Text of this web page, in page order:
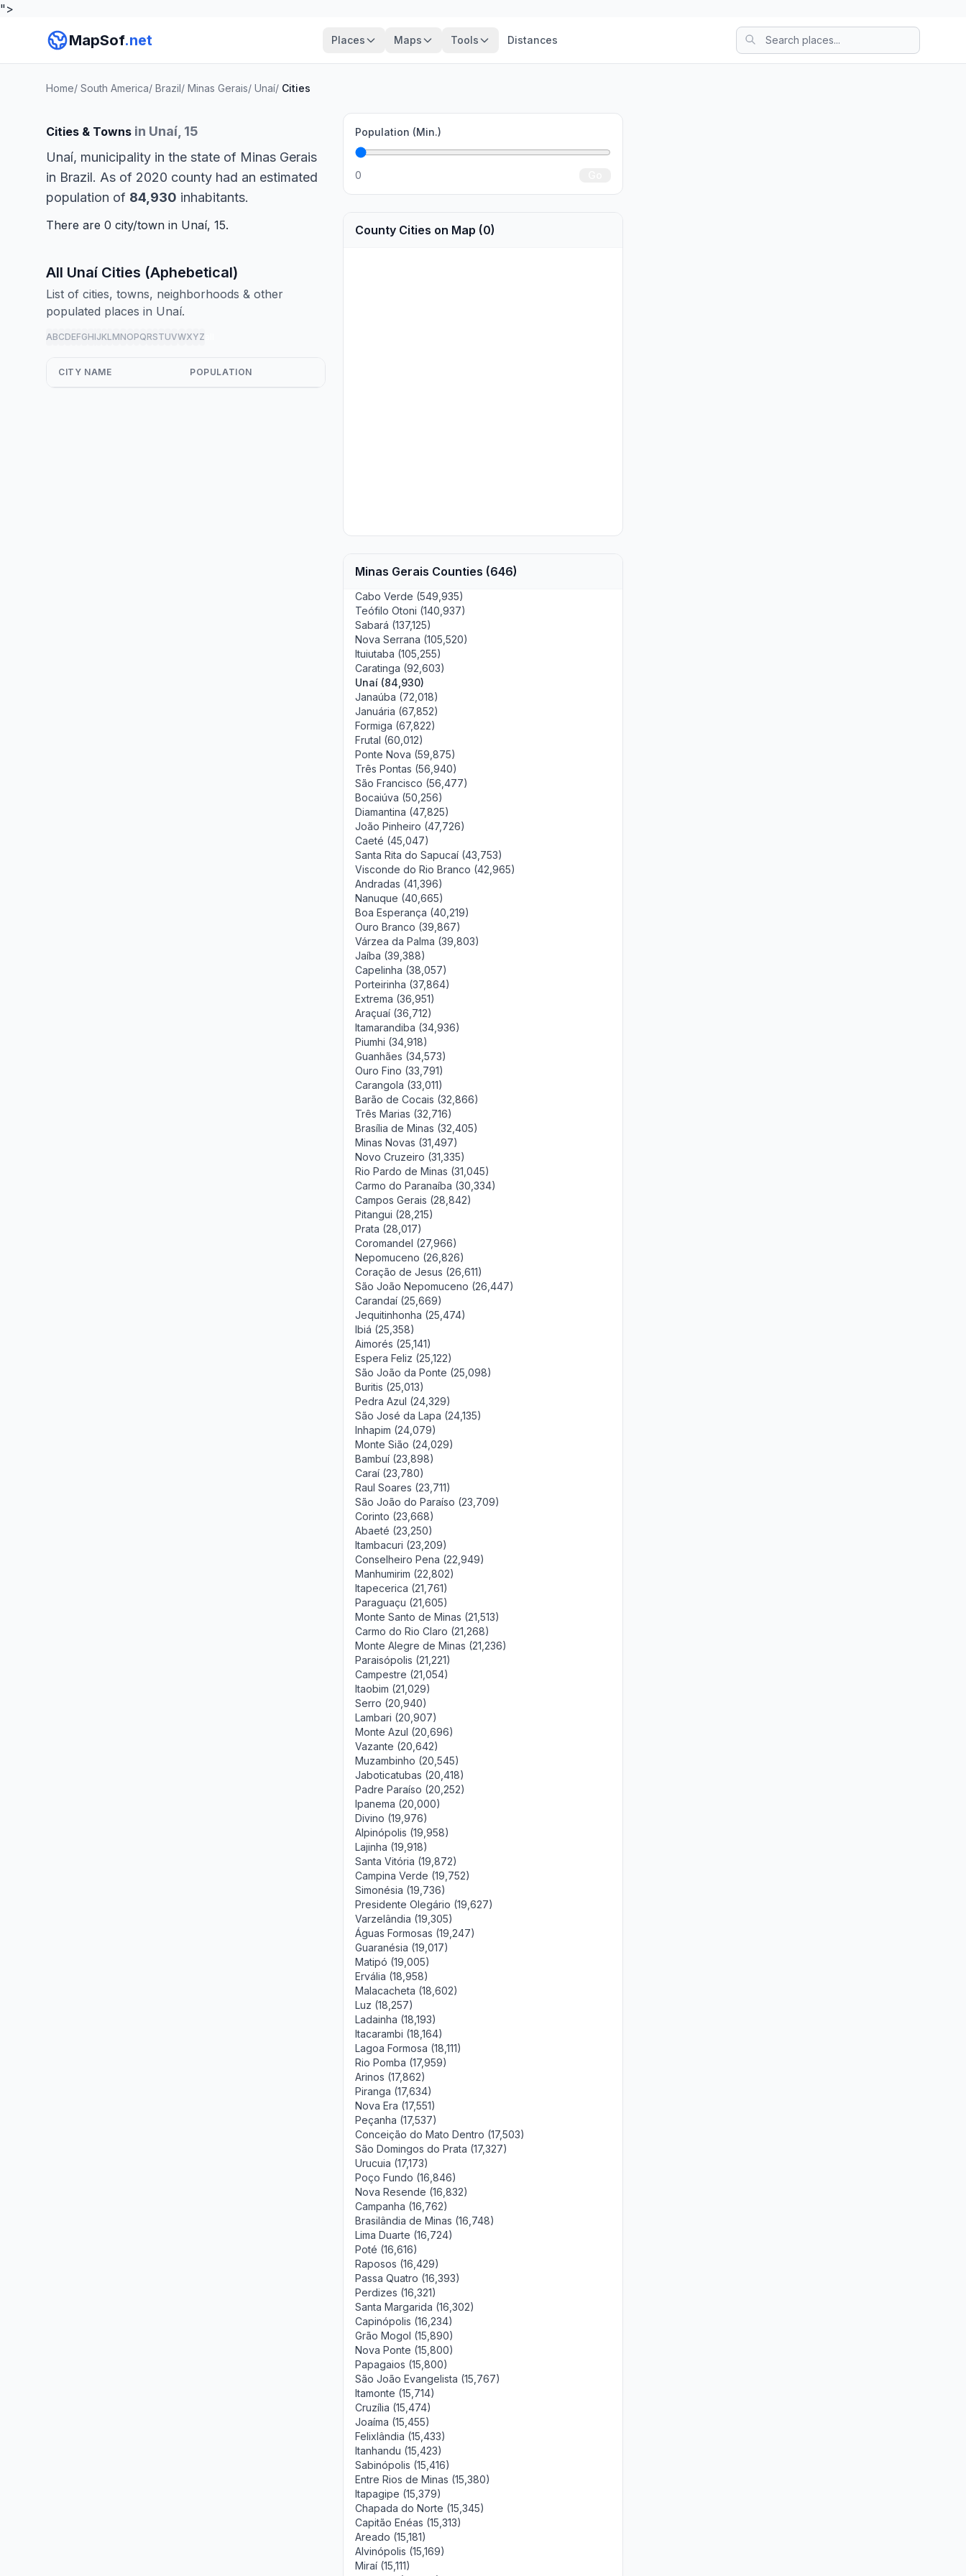
">
MapSof.net Places Maps Tools Distances
Home/ South America/ Brazil/ Minas Gerais/ Unaí/ Cities
Cities & Towns in Unaí, 15
Unaí, municipality in the state of Minas Gerais
in Brazil. As of 2020 county had an estimated
population of 84,930 inhabitants.
There are 0 city/town in Unaí, 15.
All Unaí Cities (Aphebetical)
List of cities, towns, neighborhoods & other
populated places in Unaí.
ABCDEFGHIJKLMNOPQRSTUVWXYZ
CITY NAME POPULATION
Population (Min.)
0
County Cities on Map (0)
Minas Gerais Counties (646)
Cabo Verde (549,935)
Teófilo Otoni (140,937)
Sabará (137,125)
Nova Serrana (105,520)
Ituiutaba (105,255)
Caratinga (92,603)
Unaí (84,930)
Janaúba (72,018)
Januária (67,852)
Formiga (67,822)
Frutal (60,012)
Ponte Nova (59,875)
Três Pontas (56,940)
São Francisco (56,477)
Bocaiúva (50,256)
Diamantina (47,825)
João Pinheiro (47,726)
Caeté (45,047)
Santa Rita do Sapucaí (43,753)
Visconde do Rio Branco (42,965)
Andradas (41,396)
Nanuque (40,665)
Boa Esperança (40,219)
Ouro Branco (39,867)
Várzea da Palma (39,803)
Jaíba (39,388)
Capelinha (38,057)
Porteirinha (37,864)
Extrema (36,951)
Araçuaí (36,712)
Itamarandiba (34,936)
Piumhi (34,918)
Guanhães (34,573)
Ouro Fino (33,791)
Carangola (33,011)
Barão de Cocais (32,866)
Três Marias (32,716)
Brasília de Minas (32,405)
Minas Novas (31,497)
Novo Cruzeiro (31,335)
Rio Pardo de Minas (31,045)
Carmo do Paranaíba (30,334)
Campos Gerais (28,842)
Pitangui (28,215)
Prata (28,017)
Coromandel (27,966)
Nepomuceno (26,826)
Coração de Jesus (26,611)
São João Nepomuceno (26,447)
Carandaí (25,669)
Jequitinhonha (25,474)
Ibiá (25,358)
Aimorés (25,141)
Espera Feliz (25,122)
São João da Ponte (25,098)
Buritis (25,013)
Pedra Azul (24,329)
São José da Lapa (24,135)
Inhapim (24,079)
Monte Sião (24,029)
Bambuí (23,898)
Caraí (23,780)
Raul Soares (23,711)
São João do Paraíso (23,709)
Corinto (23,668)
Abaeté (23,250)
Itambacuri (23,209)
Conselheiro Pena (22,949)
Manhumirim (22,802)
Itapecerica (21,761)
Paraguaçu (21,605)
Monte Santo de Minas (21,513)
Carmo do Rio Claro (21,268)
Monte Alegre de Minas (21,236)
Paraisópolis (21,221)
Campestre (21,054)
Itaobim (21,029)
Serro (20,940)
Lambari (20,907)
Monte Azul (20,696)
Vazante (20,642)
Muzambinho (20,545)
Jaboticatubas (20,418)
Padre Paraíso (20,252)
Ipanema (20,000)
Divino (19,976)
Alpinópolis (19,958)
Lajinha (19,918)
Santa Vitória (19,872)
Campina Verde (19,752)
Simonésia (19,736)
Presidente Olegário (19,627)
Varzelândia (19,305)
Águas Formosas (19,247)
Guaranésia (19,017)
Matipó (19,005)
Ervália (18,958)
Malacacheta (18,602)
Luz (18,257)
Ladainha (18,193)
Itacarambi (18,164)
Lagoa Formosa (18,111)
Rio Pomba (17,959)
Arinos (17,862)
Piranga (17,634)
Nova Era (17,551)
Peçanha (17,537)
Conceição do Mato Dentro (17,503)
São Domingos do Prata (17,327)
Urucuia (17,173)
Poço Fundo (16,846)
Nova Resende (16,832)
Campanha (16,762)
Brasilândia de Minas (16,748)
Lima Duarte (16,724)
Poté (16,616)
Raposos (16,429)
Passa Quatro (16,393)
Perdizes (16,321)
Santa Margarida (16,302)
Capinópolis (16,234)
Grão Mogol (15,890)
Nova Ponte (15,800)
Papagaios (15,800)
São João Evangelista (15,767)
Itamonte (15,714)
Cruzília (15,474)
Joaíma (15,455)
Felixlândia (15,433)
Itanhandu (15,423)
Sabinópolis (15,416)
Entre Rios de Minas (15,380)
Itapagipe (15,379)
Chapada do Norte (15,345)
Capitão Enéas (15,313)
Areado (15,181)
Alvinópolis (15,169)
Miraí (15,111)